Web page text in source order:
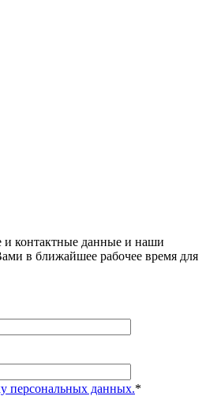
и контактные данные и наши
в ближайшее рабочее время для
персональных данных.*